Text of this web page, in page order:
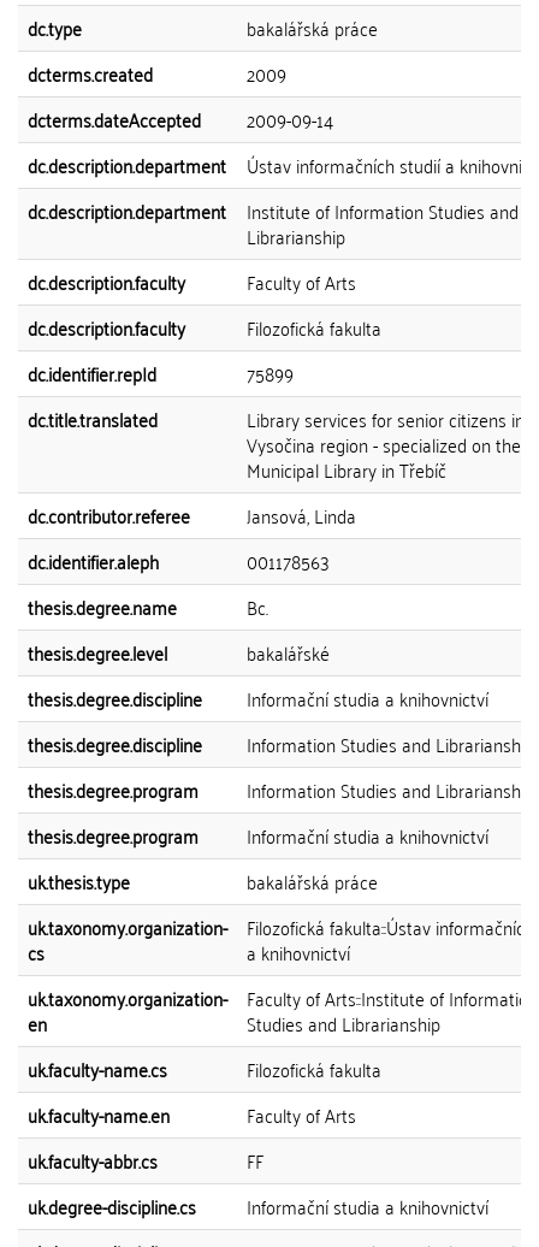
dc.type
bakalářská práce
dcterms.created
2009
dcterms.dateAccepted
2009-09-14
dc.description.department
Ústav informačních studií a
dc.description.department
Institute of Information Studies and
Librarianship
dc.description.faculty
Faculty of Arts
dc.description.faculty
Filozofická fakulta
dc.identifier.repId
75899
dc.title.translated
Library services for senior citizens in
Vysočina region - specialized on the
Municipal Library in Třebíč
dc.contributor.referee
Jansová, Linda
dc.identifier.aleph
001178563
thesis.degree.name
Bc.
thesis.degree.level
bakalářské
thesis.degree.discipline
Informační studia a knihovnictví
thesis.degree.discipline
Information Studies and Librarianship
thesis.degree.program
Information Studies and Librarianship
thesis.degree.program
Informační studia a knihovnictví
uk.thesis.type
bakalářská práce
uk.taxonomy.organization-
cs
Filozofická fakulta::Ústav
a knihovnictví
uk.taxonomy.organization-
en
Faculty of Arts::Institute of Information
Studies and Librarianship
uk.faculty-name.cs
Filozofická fakulta
uk.faculty-name.en
Faculty of Arts
uk.faculty-abbr.cs
FF
uk.degree-discipline.cs
Informační studia a knihovnictví